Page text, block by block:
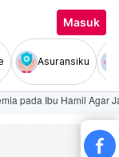
Masuk
Asuransiku
pada Ibu Hamil Agar